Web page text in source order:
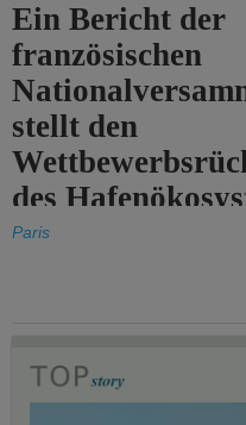
Ein Bericht der
französischen
stellt den
des
des Staates fest.
Paris